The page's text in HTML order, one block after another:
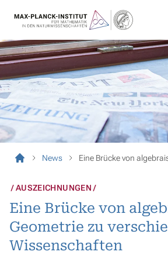
News Eine Brücke von
AUSZEICHNUNGEN
Eine Brücke von
Geometrie zu
Wissenschaften